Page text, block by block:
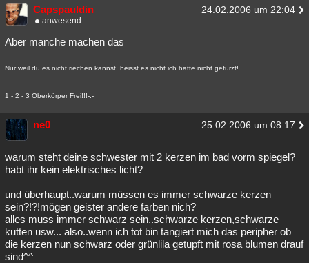
Capspauldin 24.02.2006 um 22:04
anwesend
Aber manche machen das
Nur weil du es nicht riechen kannst, heisst es nicht ich hätte nicht gefurzt!
1 - 2 - 3 Oberkörper Frei!!!-.-
ne0 25.02.2006 um 08:17
warum steht deine schwester mit 2 kerzen im bad vorm spiegel?
habt ihr kein elektrisches licht?
und überhaupt..warum müssen es immer schwarze kerzen
sein?!?!mögen geister andere farben nich?
alles muss immer schwarz sein..schwarze kerzen,schwarze
kutten usw... also..wenn ich tot bin tangiert mich das peripher ob
die kerzen nun schwarz oder grünlila getupft mit rosa blumen drauf
sind^^